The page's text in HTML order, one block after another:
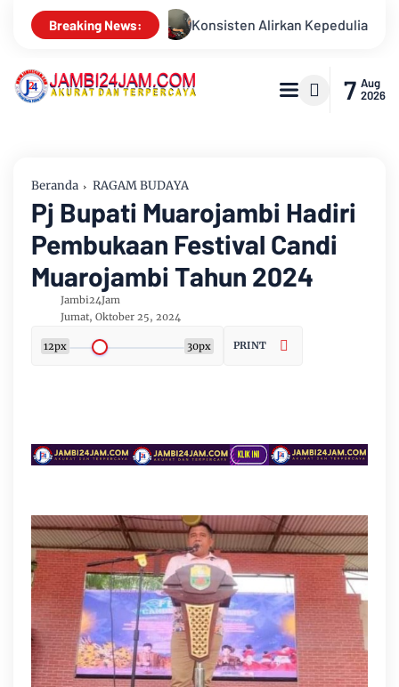
Breaking News:
Sinsen Gelar Donor Darah ke-23 dalam Perayaan
7 Aug
2026
Beranda RAGAM BUDAYA
Pj Bupati Muarojambi Hadiri
Pembukaan Festival Candi
Muarojambi Tahun 2024
Jambi24Jam
Jumat, Oktober 25, 2024
12px 30px PRINT